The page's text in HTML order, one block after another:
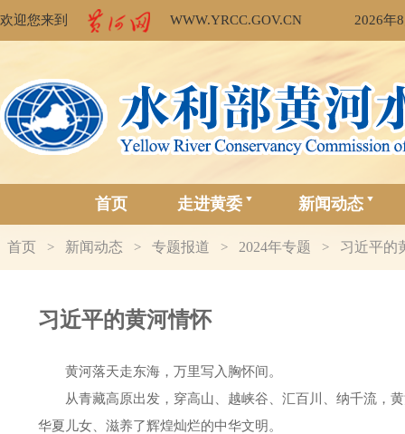
欢迎您来到 WWW.YRCC.GOV.CN 2026年
首页 走进黄委 新闻动态
首页 > 新闻动态 > 专题报道 > 2024年专题 > 习近平的
习近平的黄河情怀
黄河落天走东海，万里写入胸怀间。
从青藏高原出发，穿高山、越峡谷、汇百川、纳千流，
华夏儿女、滋养了辉煌灿烂的中华文明。